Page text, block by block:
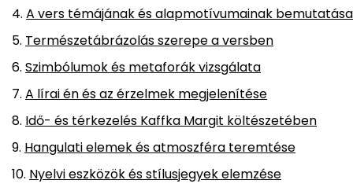
A vers témájának és alapmotívumainak bemutatása
Természetábrázolás szerepe a versben
Szimbólumok és metaforák vizsgálata
A lírai én és az érzelmek megjelenítése
Idő- és térkezelés Kaffka Margit költészetében
Hangulati elemek és atmoszféra teremtése
Nyelvi eszközök és stílusjegyek elemzése